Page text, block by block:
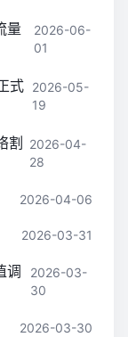
量
2026-06-
01
式 2026-05-
19
割
2026-04-
28
2026-04-06
2026-03-31
调
2026-03-
30
2026-03-30